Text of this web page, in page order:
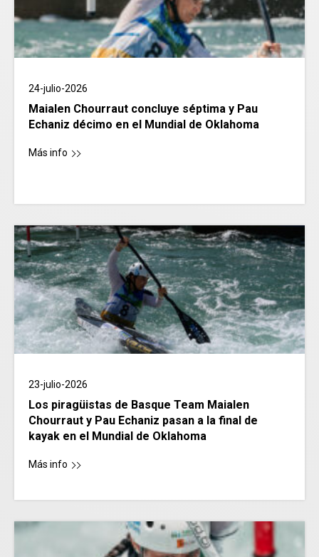
24-julio-2026
Maialen Chourraut concluye séptima y Pau
Echaniz décimo en el Mundial de Oklahoma
Más info
23-julio-2026
Los piragüistas de Basque Team Maialen
Chourraut y Pau Echaniz pasan a la final de
kayak en el Mundial de Oklahoma
Más info